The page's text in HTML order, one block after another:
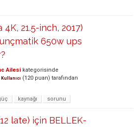
21.5-inch, 2017)
650w ups
Ailesi kategorisinde
(120 puan) tarafından
kaynağı sorunu
late) için BELLEK-